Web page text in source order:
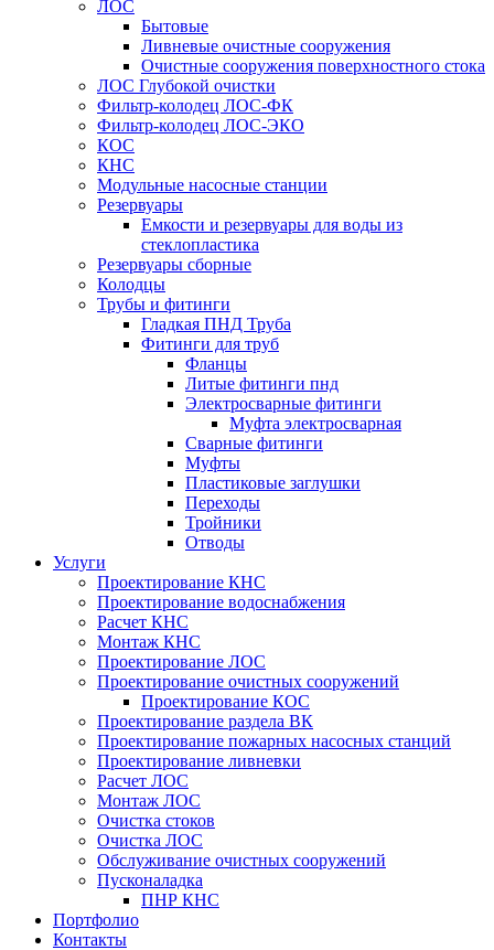
ЛОС
Бытовые
Ливневые очистные сооружения
Очистные сооружения поверхностного стока
ЛОС Глубокой очистки
Фильтр-колодец ЛОС-ФК
Фильтр-колодец ЛОС-ЭКО
КОС
КНС
Модульные насосные станции
Резервуары
Емкости и резервуары для воды из
стеклопластика
Резервуары сборные
Колодцы
Трубы и фитинги
Гладкая ПНД Труба
Фитинги для труб
Фланцы
Литые фитинги пнд
Электросварные фитинги
Муфта электросварная
Сварные фитинги
Муфты
Пластиковые заглушки
Переходы
Тройники
Отводы
Услуги
Проектирование КНС
Проектирование водоснабжения
Расчет КНС
Монтаж КНС
Проектирование ЛОС
Проектирование очистных сооружений
Проектирование КОС
Проектирование раздела ВК
Проектирование пожарных насосных станций
Проектирование ливневки
Расчет ЛОС
Монтаж ЛОС
Очистка стоков
Очистка ЛОС
Обслуживание очистных сооружений
Пусконаладка
ПНР КНС
Портфолио
Контакты